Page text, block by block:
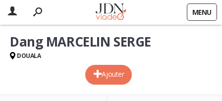
MENU
Ajouter
Dang MARCELIN SERGE
DOUALA